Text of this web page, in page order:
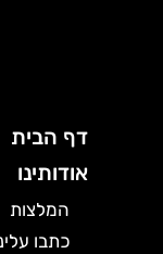
דף הבית
אודותינו
המלצות
כתבו